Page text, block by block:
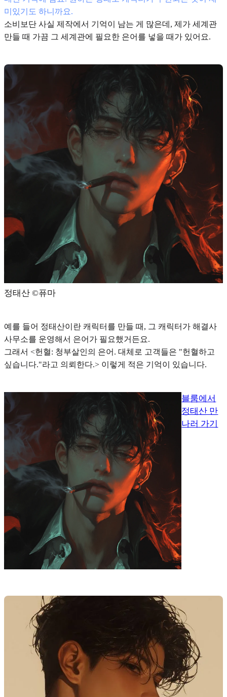
미있기도 하니까요.
소비보단 사실 제작에서 기억이 남는 게 많은데, 제가 세계관
만들 때 가끔 그 세계관에 필요한 은어를 넣을 때가 있어요.
정태산 ©️퓨마
예를 들어 정태산이란 캐릭터를 만들 때, 그 캐릭터가 해결사
사무소를 운영해서 은어가 필요했거든요.
그래서 <헌혈: 청부살인의 은어. 대체로 고객들은 "헌혈하고
싶습니다."라고 의뢰한다.> 이렇게 적은 기억이 있습니다.
블룸에서
정태산 만
나러 가기